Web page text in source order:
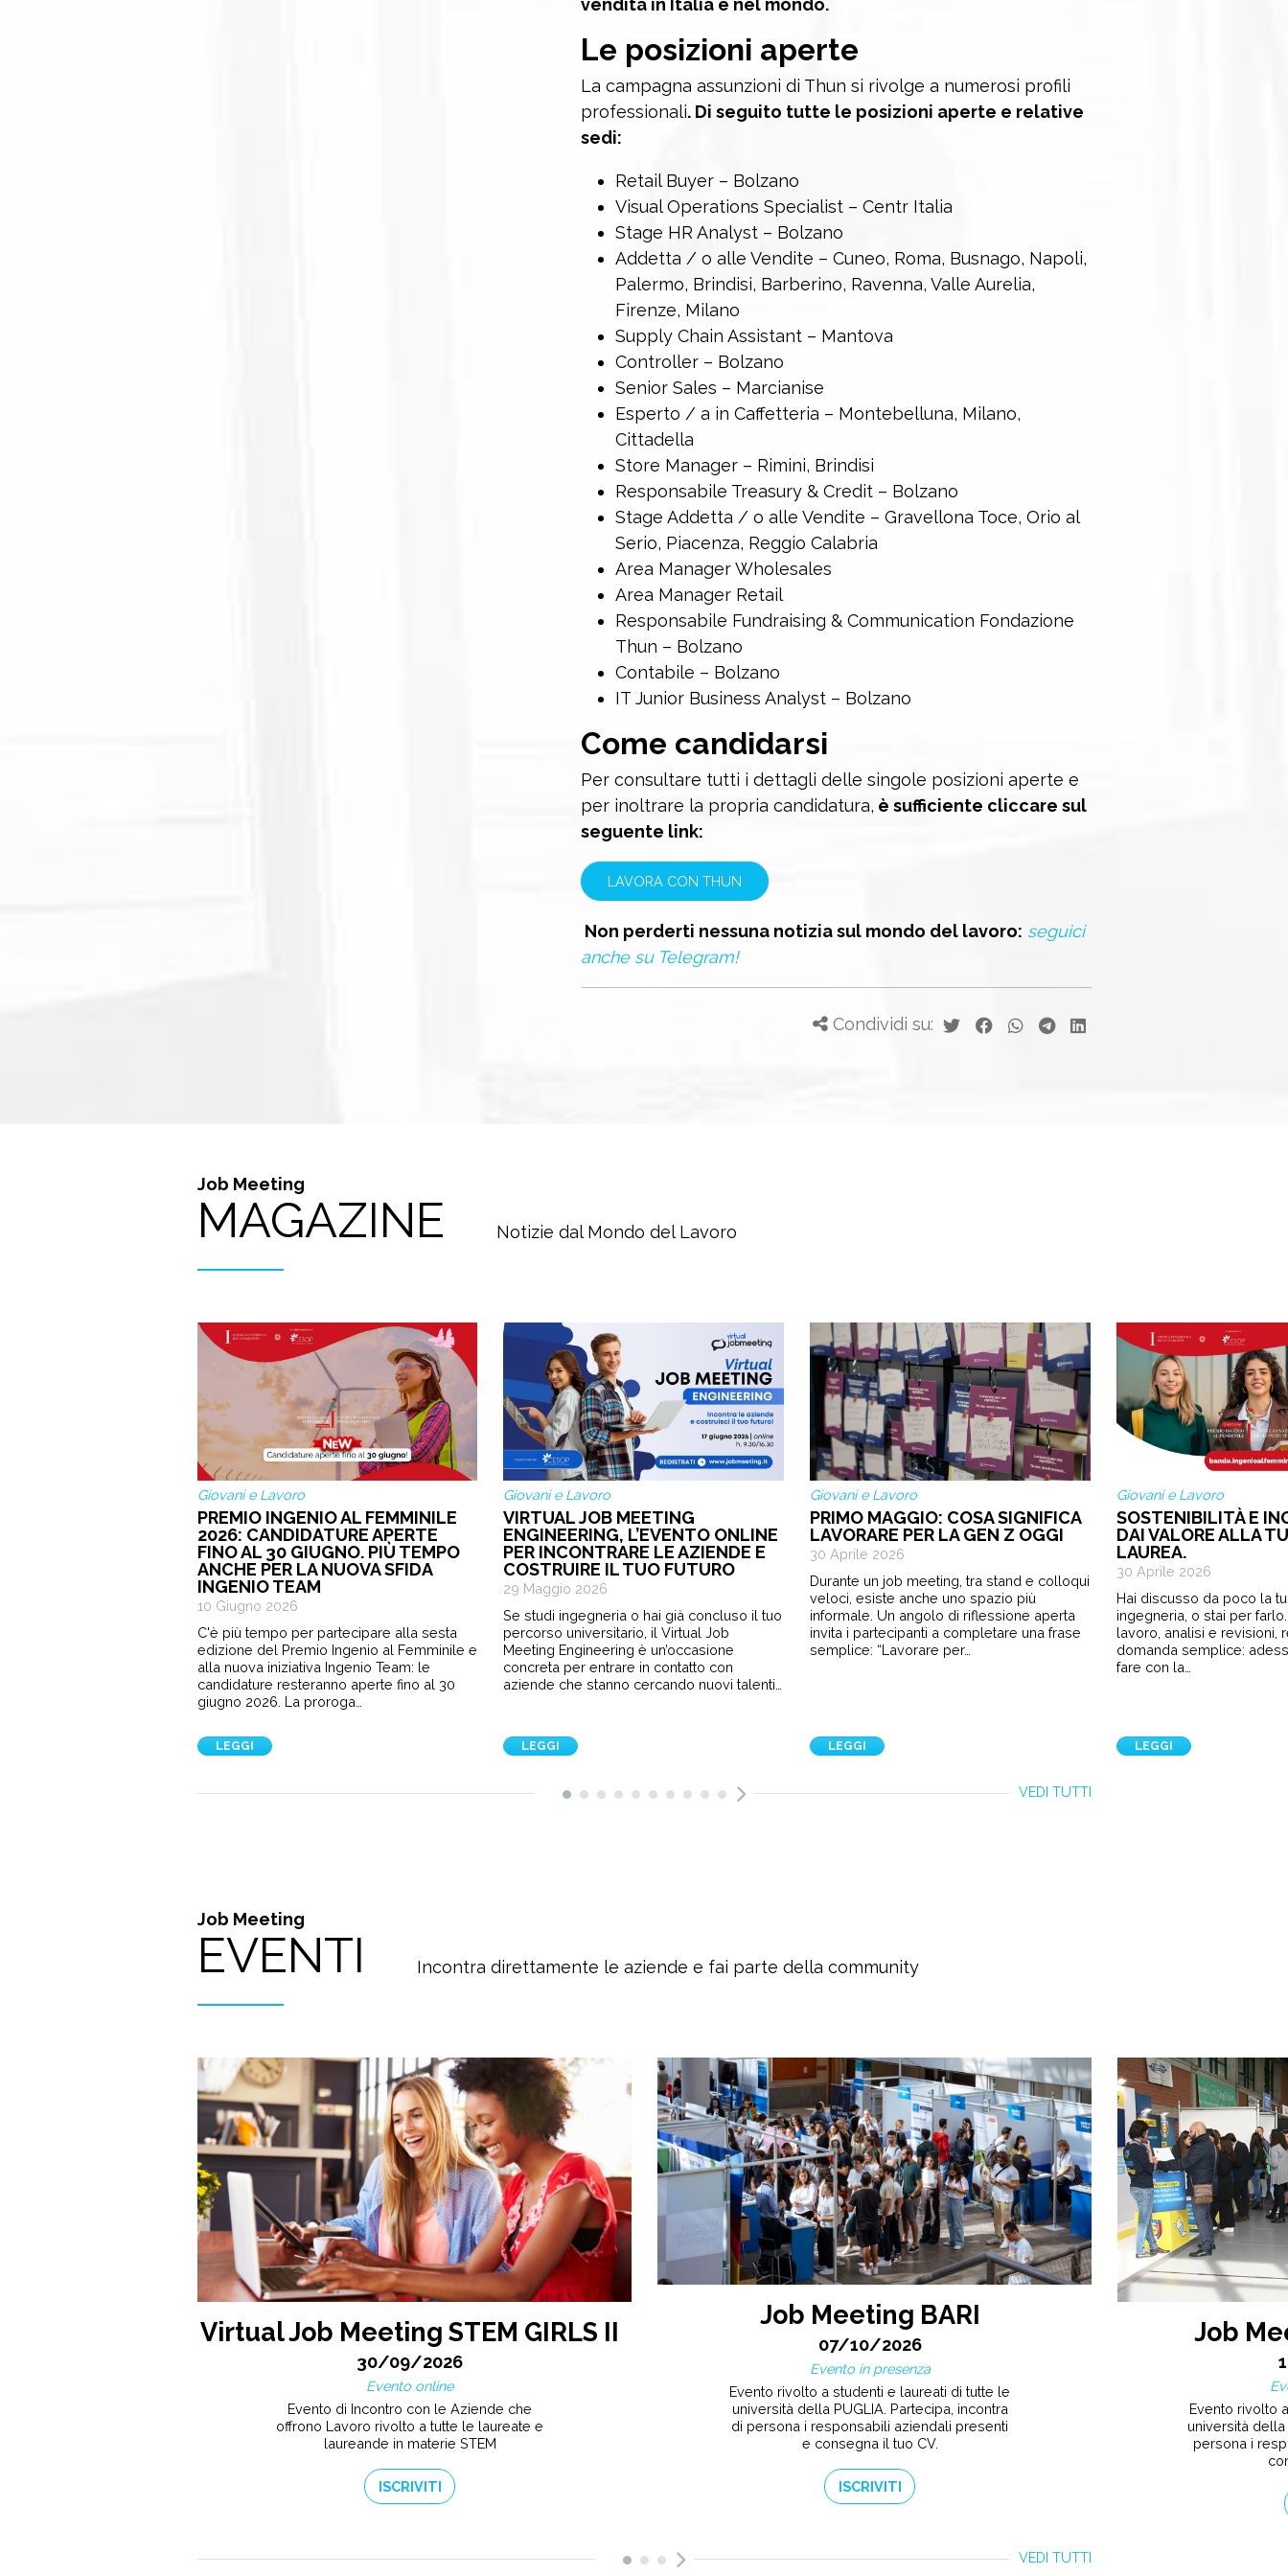
vendita in Italia e nel mondo.
Le posizioni aperte
La campagna assunzioni di Thun si rivolge a numerosi profili
professionali. Di seguito tutte le posizioni aperte e relative
sedi:
Retail Buyer – Bolzano
Visual Operations Specialist – Centr Italia
Stage HR Analyst – Bolzano
Addetta / o alle Vendite – Cuneo, Roma, Busnago, Napoli,
Palermo, Brindisi, Barberino, Ravenna, Valle Aurelia,
Firenze, Milano
Supply Chain Assistant – Mantova
Controller – Bolzano
Senior Sales – Marcianise
Esperto / a in Caffetteria – Montebelluna, Milano,
Cittadella
Store Manager – Rimini, Brindisi
Responsabile Treasury & Credit – Bolzano
Stage Addetta / o alle Vendite – Gravellona Toce, Orio al
Serio, Piacenza, Reggio Calabria
Area Manager Wholesales
Area Manager Retail
Responsabile Fundraising & Communication Fondazione
Thun – Bolzano
Contabile – Bolzano
IT Junior Business Analyst – Bolzano
Come candidarsi
Per consultare tutti i dettagli delle singole posizioni aperte e
per inoltrare la propria candidatura, è sufficiente cliccare sul
seguente link:
LAVORA CON THUN
Non perderti nessuna notizia sul mondo del lavoro: seguici
anche su Telegram!
Condividi su:
Job Meeting
MAGAZINE Notizie dal Mondo del Lavoro
Giovani e Lavoro
PREMIO INGENIO AL FEMMINILE
2026: CANDIDATURE APERTE
FINO AL 30 GIUGNO. PIÙ TEMPO
ANCHE PER LA NUOVA SFIDA
INGENIO TEAM
10 Giugno 2026
C'è più tempo per partecipare alla sesta
edizione del Premio Ingenio al Femminile e
alla nuova iniziativa Ingenio Team: le
candidature resteranno aperte fino al 30
giugno 2026. La proroga…
LEGGI
Giovani e Lavoro
VIRTUAL JOB MEETING
ENGINEERING, L’EVENTO ONLINE
PER INCONTRARE LE AZIENDE E
COSTRUIRE IL TUO FUTURO
29 Maggio 2026
Se studi ingegneria o hai già concluso il tuo
percorso universitario, il Virtual Job
Meeting Engineering è un’occasione
concreta per entrare in contatto con
aziende che stanno cercando nuovi talenti…
LEGGI
Giovani e Lavoro
PRIMO MAGGIO: COSA SIGNIFICA
LAVORARE PER LA GEN Z OGGI
30 Aprile 2026
Durante un job meeting, tra stand e colloqui
veloci, esiste anche uno spazio più
informale. Un angolo di riflessione aperta
invita i partecipanti a completare una frase
semplice: “Lavorare per…
LEGGI
Giovani e Lavoro
SOSTENIBILITÀ E
DAI VALORE ALLA
LAUREA.
30 Aprile 2026
Hai discusso da poco la
ingegneria, o stai per
lavoro, analisi e revisioni,
domanda semplice:
fare con la…
LEGGI
VEDI TUTTI
Job Meeting
EVENTI Incontra direttamente le aziende e fai parte della community
Virtual Job Meeting STEM GIRLS II
30/09/2026
Evento online
Evento di Incontro con le Aziende che
offrono Lavoro rivolto a tutte le laureate e
laureande in materie STEM
ISCRIVITI
Job Meeting BARI
07/10/2026
Evento in presenza
Evento rivolto a studenti e laureati di tutte le
università della PUGLIA. Partecipa, incontra
di persona i responsabili aziendali presenti
e consegna il tuo CV.
ISCRIVITI
Job
Evento rivolto
università della
persona i
VEDI TUTTI